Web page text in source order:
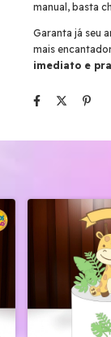
manual, basta
Garanta já seu
mais
imediato e